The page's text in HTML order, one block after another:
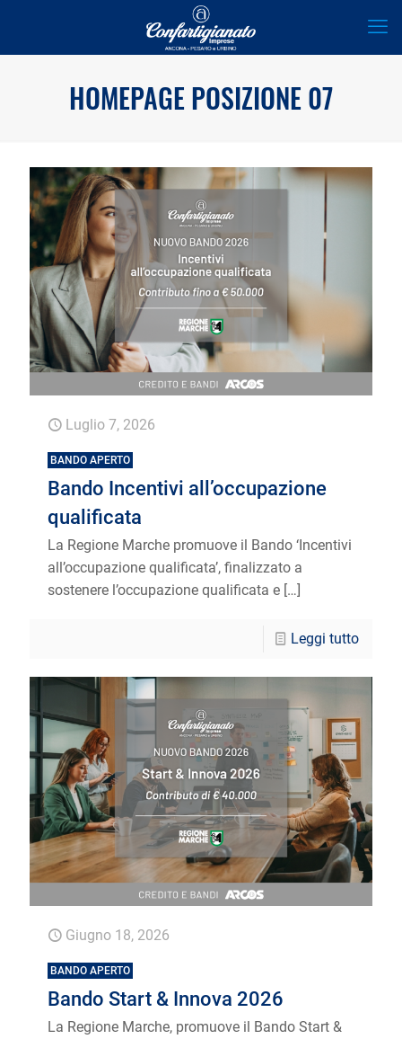
HOMEPAGE POSIZIONE 07
Luglio 7, 2026
BANDO APERTO
Bando Incentivi all’occupazione
qualificata
La Regione Marche promuove il Bando ‘Incentivi
all’occupazione qualificata’, finalizzato a
sostenere l’occupazione qualificata e […]
Leggi tutto
Giugno 18, 2026
BANDO APERTO
Bando Start & Innova 2026
La Regione Marche, promuove il Bando Start &